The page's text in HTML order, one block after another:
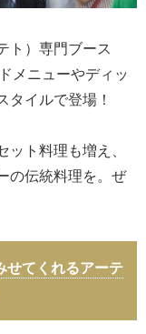
ト）専門ブース
メニューやディッ
イルで登場！
ト料理も増え、
の伝統料理を。ぜ
せてくれるアーテ